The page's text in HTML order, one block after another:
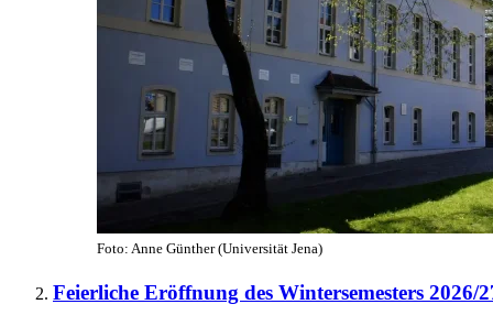
Foto: Anne Günther (Universität Jena)
Feierliche Eröffnung des Wintersemesters